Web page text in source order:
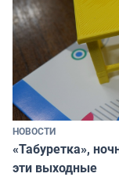
НОВОСТИ
«Табуретка»,
эти выходные